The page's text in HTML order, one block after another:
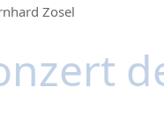
Zosel